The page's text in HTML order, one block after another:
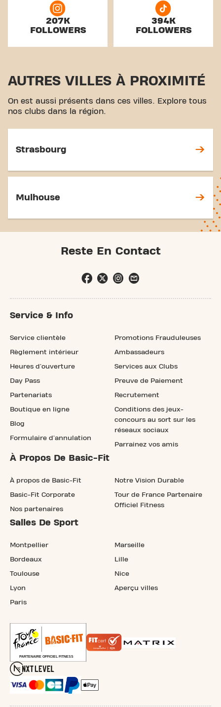
207K
FOLLOWERS
394K
FOLLOWERS
AUTRES VILLES À PROXIMITÉ
On est aussi présents dans ces villes. Explore tous
nos clubs dans la région.
Strasbourg
Mulhouse
Reste En Contact
Service & Info
Service clientèle
Règlement intérieur
Heures d'ouverture
Day Pass
Partenariats
Boutique en ligne
Blog
Formulaire d'annulation
Promotions Frauduleuses
Ambassadeurs
Services aux Clubs
Preuve de Paiement
Recrutement
Conditions des jeux-
concours au sort sur les
réseaux sociaux
Parrainez vos amis
À Propos De Basic-Fit
À propos de Basic-Fit
Basic-Fit Corporate
Nos partenaires
Notre Vision Durable
Tour de France Partenaire
Officiel Fitness
Salles De Sport
Montpellier
Bordeaux
Toulouse
Lyon
Paris
Marseille
Lille
Nice
Aperçu villes